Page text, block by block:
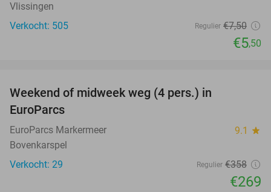
Vlissingen
Verkocht: 505
Regulier €7,50
€5,50
Weekend of midweek weg (4 pers.) in
EuroParcs
EuroParcs Markermeer 9.1 star
Bovenkarspel
Verkocht: 29
Regulier €358
€269